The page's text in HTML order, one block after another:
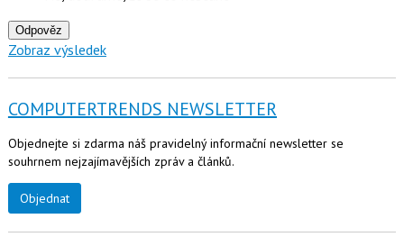
Odpověz
Zobraz výsledek
COMPUTERTRENDS NEWSLETTER
Objednejte si zdarma náš pravidelný informační newsletter se
souhrnem nejzajímavějších zpráv a článků.
Objednat